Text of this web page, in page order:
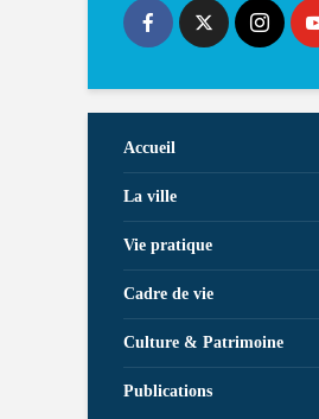
Accueil
La ville
Vie pratique
Cadre de vie
Culture & Patrimoine
Publications